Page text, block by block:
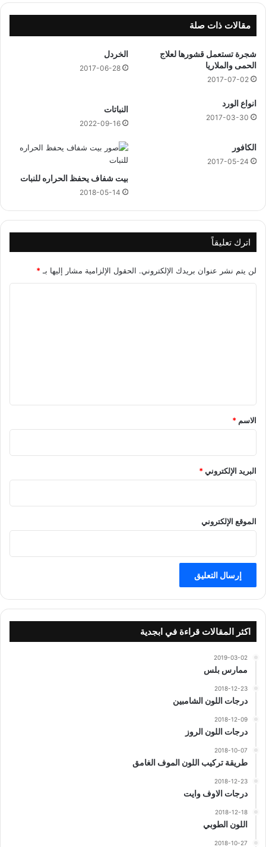
0
3
مقالات ذات صلة
شجرة تستعمل قشورها لعلاج
الحمى والملاريا
2017-07-02
الخردل
2017-06-28
انواع الورد
2017-03-30
النباتات
2022-09-16
الكافور
2017-05-24
بيت شفاف يحفظ الحراره للنبات
2018-05-14
اترك تعليقاً
لن يتم نشر عنوان بريدك الإلكتروني. الحقول الإلزامية مشار إليها بـ *
*
الاسم *
البريد الإلكتروني*
الموقع الإلكتروني
اكثر المقالات قراءة في ابجدية
2019-03-02
ممارس بلس
2018-12-23
درجات اللون الشامبين
2018-12-09
درجات اللون الروز
2018-10-07
طريقة تركيب اللون الموف الغامق
2018-12-23
درجات الاوف وايت
2018-12-18
اللون الطوبي
2018-10-27